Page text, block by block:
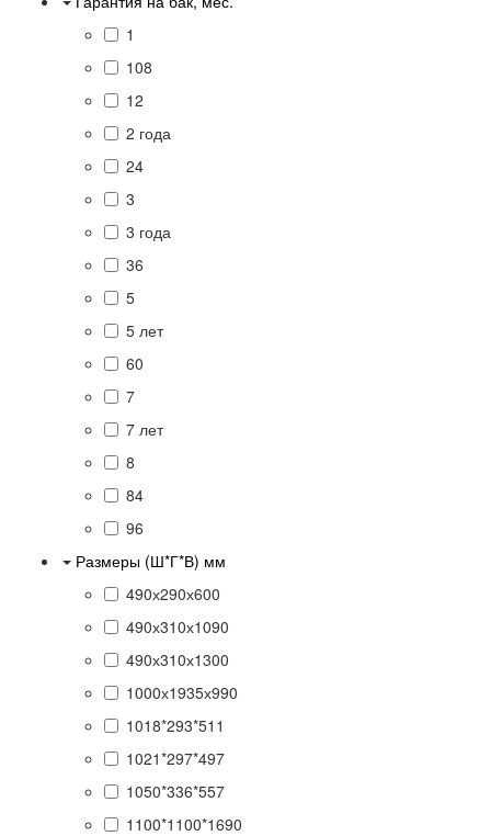
1
108
12
2 года
24
3
3 года
36
5
5 лет
60
7
7 лет
8
84
96
Размеры (Ш*Г*В) мм
490х290х600
490х310х1090
490х310х1300
1000х1935х990
1018*293*511
1021*297*497
1050*336*557
1100*1100*1690